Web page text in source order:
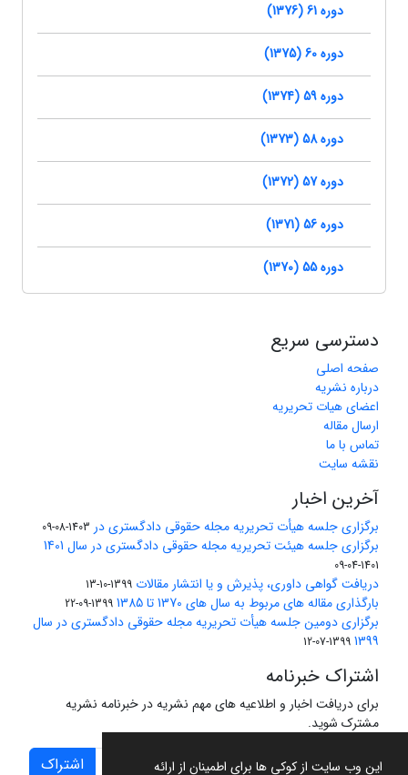
این وب سایت از کوکی ها برای اطمینان از ارائه
دوره 61 (1376)
دوره 60 (1375)
دوره 59 (1374)
دوره 58 (1373)
دوره 57 (1372)
دوره 56 (1371)
دوره 55 (1370)
دسترسی سریع
صفحه اصلی
درباره نشریه
اعضای هیات تحریریه
ارسال مقاله
تماس با ما
نقشه سایت
آخرین اخبار
برگزاری جلسه هیأت تحریریه مجله حقوقی دادگستری در 1403-08-09
برگزاری جلسه هیئت تحریریه مجله حقوقی دادگستری در سال 1401
1401-04-09
دریافت گواهی داوری، پذیرش و یا انتشار مقالات 1399-10-13
بارگذاری مقاله های مربوط به سال های 1370 تا 1385 1399-09-22
برگزاری دومین جلسه هیأت تحریریه مجله حقوقی دادگستری در سال
1399
1399-07-12
اشتراک خبرنامه
برای دریافت اخبار و اطلاعیه های مهم نشریه در خبرنامه نشریه
مشترک شوید.
اشتراک